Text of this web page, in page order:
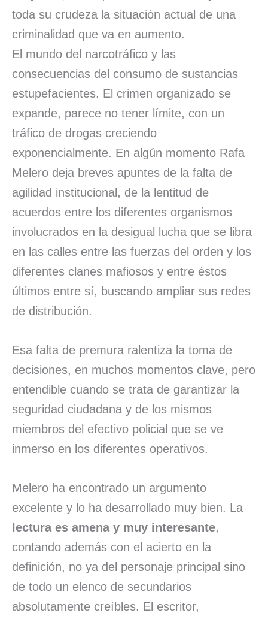
toda su crudeza la situación actual de una
criminalidad que va en aumento.
El mundo del narcotráfico y las
consecuencias del consumo de sustancias
estupefacientes. El crimen organizado se
expande, parece no tener límite, con un
tráfico de drogas creciendo
exponencialmente. En algún momento Rafa
Melero deja breves apuntes de la falta de
agilidad institucional, de la lentitud de
acuerdos entre los diferentes organismos
involucrados en la desigual lucha que se libra
en las calles entre las fuerzas del orden y los
diferentes clanes mafiosos y entre éstos
últimos entre sí, buscando ampliar sus redes
de distribución.
Esa falta de premura ralentiza la toma de
decisiones, en muchos momentos clave, pero
entendible cuando se trata de garantizar la
seguridad ciudadana y de los mismos
miembros del efectivo policial que se ve
inmerso en los diferentes operativos.
Melero ha encontrado un argumento
excelente y lo ha desarrollado muy bien. La
lectura es amena y muy interesante,
contando además con el acierto en la
definición, no ya del personaje principal sino
de todo un elenco de secundarios
absolutamente creíbles. El escritor,